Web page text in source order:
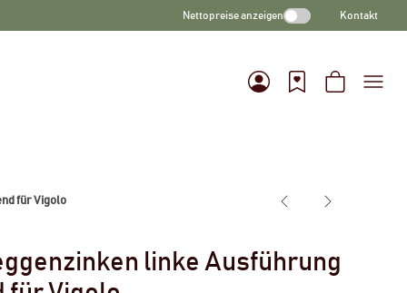
Nettopreise anzeigen Kontakt
für Vigolo
linke Ausführung